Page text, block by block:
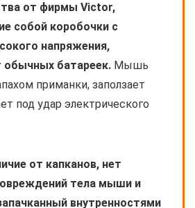
от фирмы Victor,
собой коробочки с
напряжения,
батареек. Мышь
приманки, заползает
под удар электрического
от капканов, нет
тела мыши и
внутренностями